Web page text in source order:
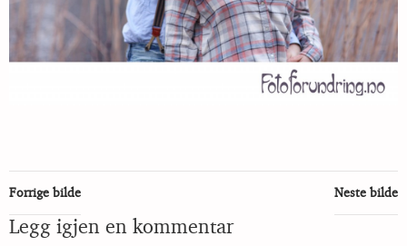
Forrige bilde Neste bilde
Legg igjen en kommentar